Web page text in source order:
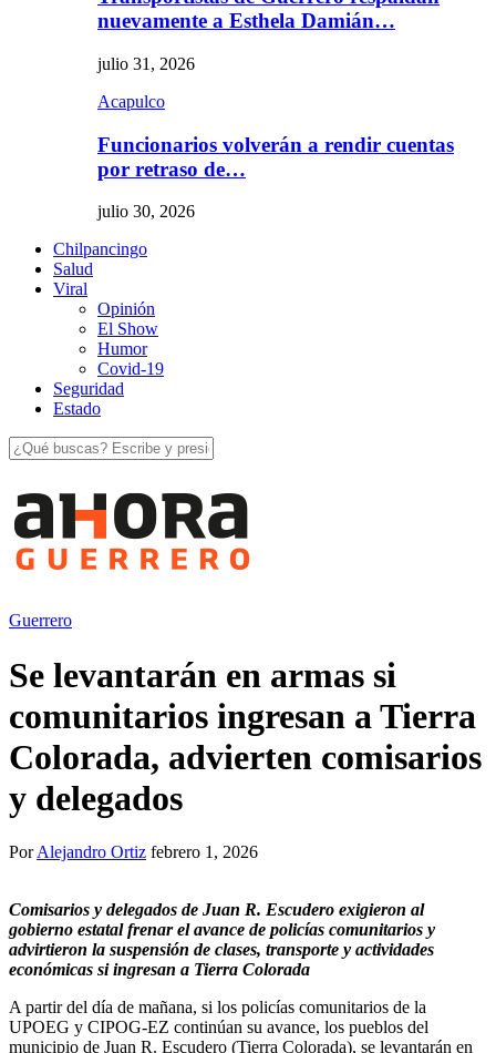
nuevamente a Esthela Damián…
julio 31, 2026
Acapulco
Funcionarios volverán a rendir cuentas
por retraso de…
julio 30, 2026
Chilpancingo
Salud
Viral
Opinión
El Show
Humor
Covid-19
Seguridad
Estado
Guerrero
Se levantarán en armas si
comunitarios ingresan a Tierra
Colorada, advierten comisarios
y delegados
PorAlejandro Ortiz febrero 1, 2026
Comisarios y delegados de Juan R. Escudero exigieron al
gobierno estatal frenar el avance de policías comunitarios y
advirtieron la suspensión de clases, transporte y actividades
económicas si ingresan a Tierra Colorada
A partir del día de mañana, si los policías comunitarios de la
UPOEG y CIPOG-EZ continúan su avance, los pueblos del
municipio de Juan R. Escudero (Tierra Colorada), se levantarán en